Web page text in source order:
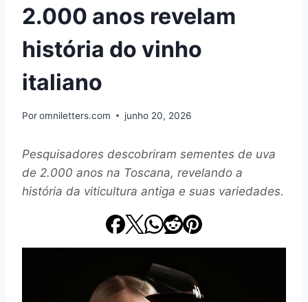
2.000 anos revelam
história do vinho
italiano
Poromniletters.com junho 20, 2026
Pesquisadores descobriram sementes de uva
de 2.000 anos na Toscana, revelando a
história da viticultura antiga e suas variedades.